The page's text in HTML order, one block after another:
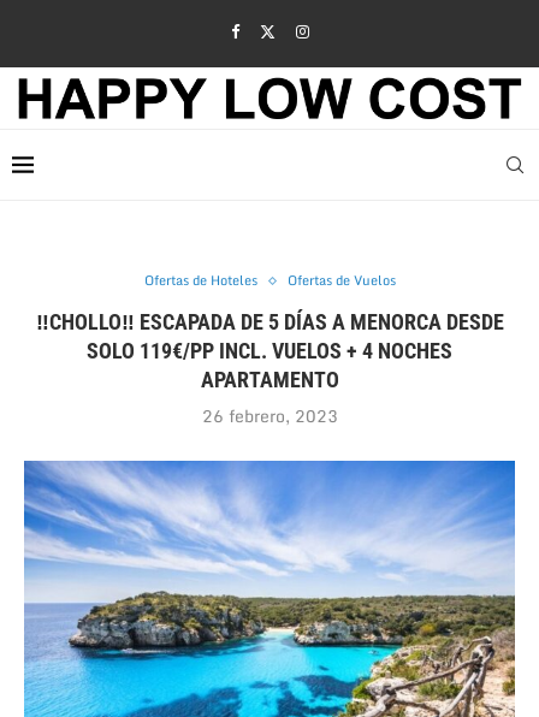
Ofertas de Hoteles Ofertas de Vuelos
‼CHOLLO‼ ESCAPADA DE 5 DÍAS A MENORCA DESDE
SOLO 119€/PP INCL. VUELOS + 4 NOCHES
APARTAMENTO
26 febrero, 2023